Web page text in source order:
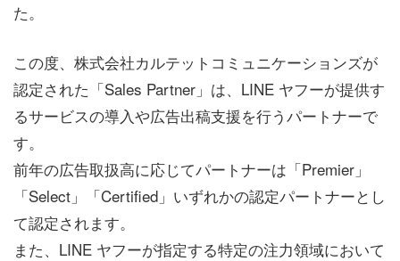
た。
この度、株式会社カルテットコミュニケーションズが
認定された「Sales Partner」は、LINE ヤフーが提供す
るサービスの導入や広告出稿支援を行うパートナーで
す。
前年の広告取扱高に応じてパートナーは「Premier」
「Select」「Certified」いずれかの認定パートナーとし
て認定されます。
また、LINE ヤフーが指定する特定の注力領域において